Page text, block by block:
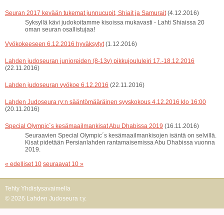
Seuran 2017 kevään tukemat junnucupit, Shiait ja Samurait (4.12.2016)
Syksyllä kävi judokoitamme kisoissa mukavasti - Lahti Shiaissa 20
oman seuran osallistujaa!
Vyökokeeseen 6.12.2016 hyväksytyt (1.12.2016)
Lahden judoseuran junioreiden (8-13v) pikkujoululeiri 17.-18.12.2016
(22.11.2016)
Lahden judoseuran vyökoe 6.12.2016 (22.11.2016)
Lahden Judoseura ry:n sääntömääräinen syyskokous 4.12.2016 klo 16:00
(20.11.2016)
Special Olympic´s kesämaailmankisat Abu Dhabissa 2019 (16.11.2016)
Seuraavien Special Olympic´s kesämaailmankisojen isäntä on selvillä.
Kisat pidetään Persianlahden rantamaisemissa Abu Dhabissa vuonna
2019.
« edelliset 10 seuraavat 10 »
Tehty Yhdistysavaimella
© 2026 Lahden Judoseura r.y.